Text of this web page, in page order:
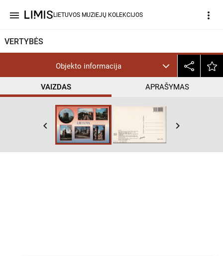
menu LIETUVOS MUZIEJŲ KOLEKCIJOS more_vert
VERTYBĖS
Objekto informacija
VAIZDAS APRAŠYMAS
keyboard_arrow_left keyboard_arrow_right